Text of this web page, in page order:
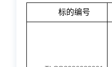
标的编号